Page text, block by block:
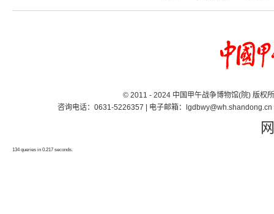
© 2011 - 2024 中国甲午战争博物馆(院) 版
咨询电话：0631-5226357 | 电子邮箱：
134 queries in 0.217 seconds.